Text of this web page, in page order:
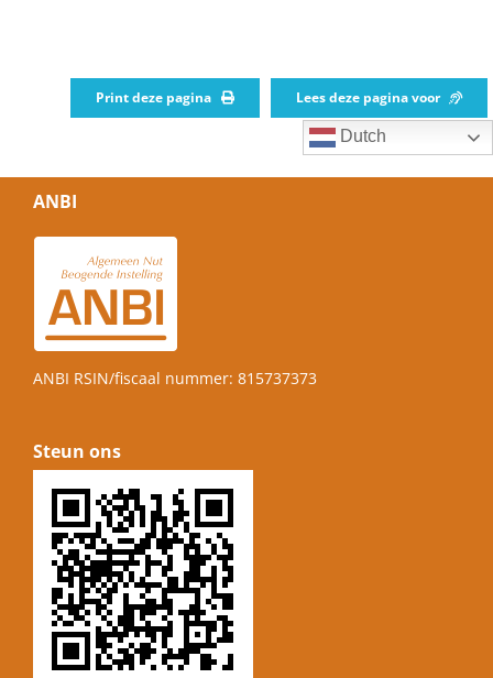
Print deze pagina Lees deze pagina voor
Dutch
ANBI
ANBI RSIN/fiscaal nummer: 815737373
Steun ons